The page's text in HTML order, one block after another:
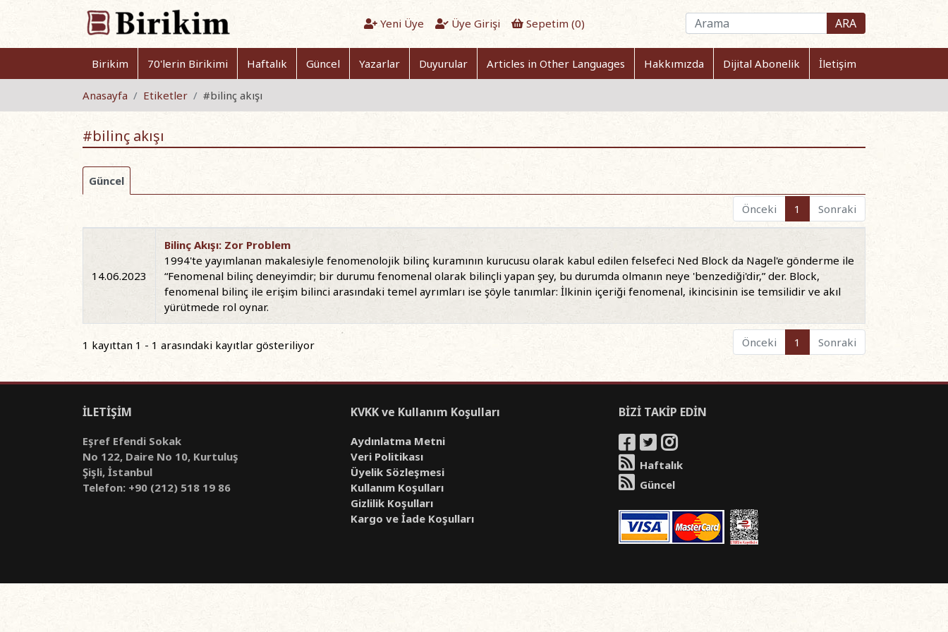
Yeni Üye Üye Girişi Sepetim (0) ARA
Birikim 70'lerin Birikimi Haftalık Güncel Yazarlar Duyurular Articles in Other Languages Hakkımızda Dijital Abonelik İletişim
Anasayfa Etiketler #bilinç akışı
#bilinç akışı
Güncel
Önceki
1 Sonraki
14.06.2023
Bilinç Akışı: Zor Problem
1994'te yayımlanan makalesiyle fenomenolojik bilinç kuramının kurucusu olarak kabul edilen felsefeci Ned Block da Nagel'e gönderme ile
“Fenomenal bilinç deneyimdir; bir durumu fenomenal olarak bilinçli yapan şey, bu durumda olmanın neye 'benzediği'dir,” der. Block,
fenomenal bilinç ile erişim bilinci arasındaki temel ayrımları ise şöyle tanımlar: İlkinin içeriği fenomenal, ikincisinin ise temsilidir ve akıl
yürütmede rol oynar.
1 kayıttan 1 - 1 arasındaki kayıtlar gösteriliyor Önceki 1 Sonraki
İLETİŞİM
Eşref Efendi Sokak
No 122, Daire No 10, Kurtuluş
Şişli, İstanbul
Telefon: +90 (212) 518 19 86
KVKK ve Kullanım Koşulları
Aydınlatma Metni
Veri Politikası
Üyelik Sözleşmesi
Kullanım Koşulları
Gizlilik Koşulları
Kargo ve İade Koşulları
BİZİ TAKİP EDİN
Haftalık
Güncel